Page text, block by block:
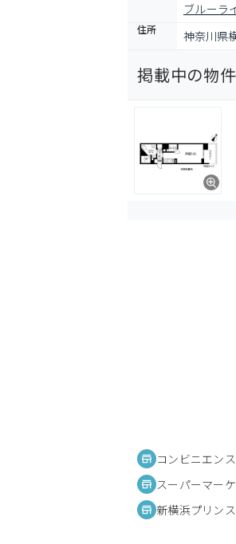
ブルーラ
住所 神奈川県
掲載中の物
コンビニエン
スーパーマー
新横浜プリン